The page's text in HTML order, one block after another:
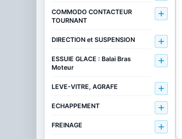
COMMODO CONTACTEUR
TOURNANT

DIRECTION et SUSPENSION 
ESSUIE GLACE : Balai Bras
Moteur

LEVE-VITRE, AGRAFE 
ECHAPPEMENT 
FREINAGE 